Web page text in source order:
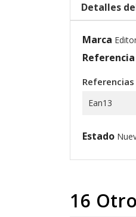
Detalles
Marca
Referencia
Ean13
Estado
16